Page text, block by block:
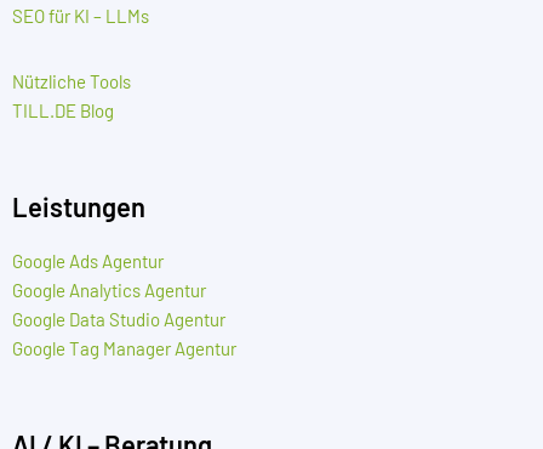
SEO für KI – LLMs
Nützliche Tools
TILL.DE Blog
Leistungen
Google Ads Agentur
Google Analytics Agentur
Google Data Studio Agentur
Google Tag Manager Agentur